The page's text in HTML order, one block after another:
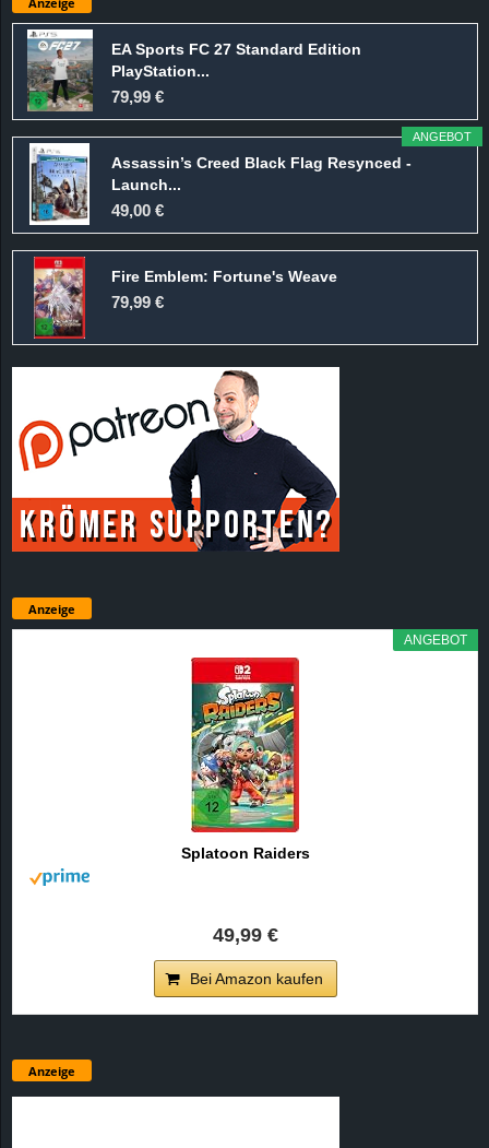
EA Sports FC 27 Standard Edition
PlayStation...
79,99 €
ANGEBOT
Assassin’s Creed Black Flag Resynced -
Launch...
49,00 €
Fire Emblem: Fortune's Weave
79,99 €
Anzeige
ANGEBOT
Splatoon Raiders
49,99 €
Bei Amazon kaufen
Anzeige